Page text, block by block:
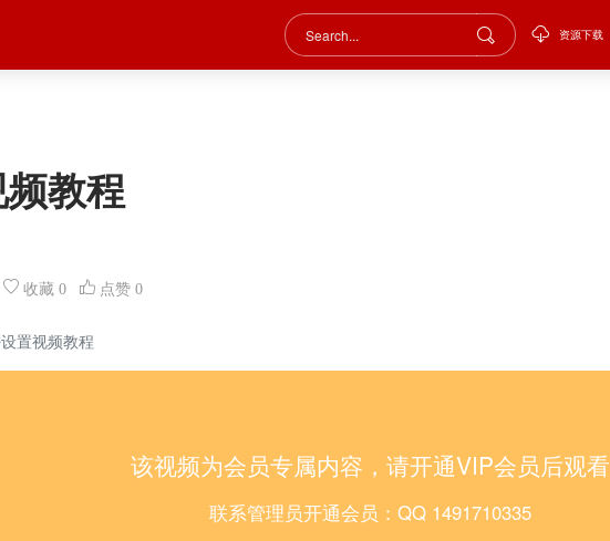
资源下载
教程
收藏 0 点赞 0
置视频教程
该视频为会员专属内容，请开通VIP会员后观看
联系管理员开通会员：QQ 1491710335